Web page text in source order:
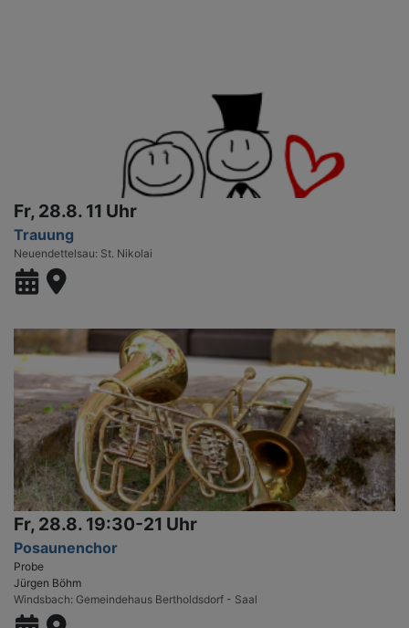
Fr, 28.8. 11 Uhr
Trauung
Neuendettelsau St. Nikolai
Fr, 28.8. 19:30-21 Uhr
Posaunenchor
Probe
Jürgen Böhm
Windsbach Gemeindehaus Bertholdsdorf - Saal